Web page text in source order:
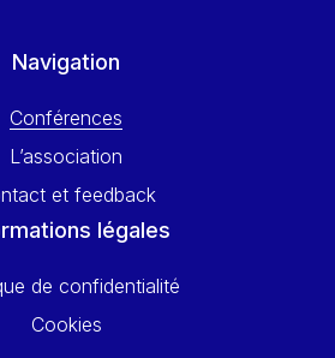
Navigation
Conférences
L’association
et feedback
légales
de confidentialité
Cookies